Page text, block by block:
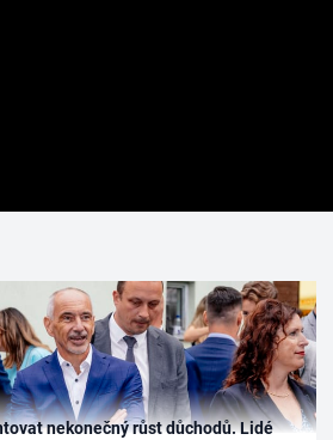
nekonečný růst důchodů. Lidé